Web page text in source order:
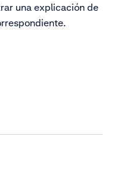
una explicación de